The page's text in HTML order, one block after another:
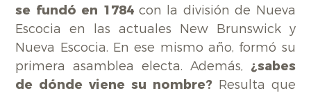
se fundó en 1784con la división de Nueva
Escocia en las actuales New Brunswick y
Nueva Escocia. En ese mismo año, formó su
primera asamblea electa. Además, ¿sabes
de dónde viene su nombre?Resulta que